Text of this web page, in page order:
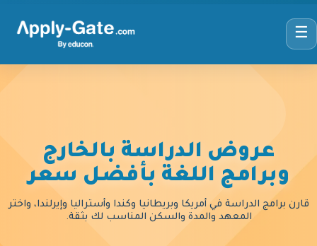
☰
عروض الدراسة بالخارج
وبرامج اللغة بأفضل سعر
قارن برامج الدراسة في أمريكا وبريطانيا وكندا وأستراليا وإيرلندا، واختر
المعهد والمدة والسكن المناسب لك بثقة.